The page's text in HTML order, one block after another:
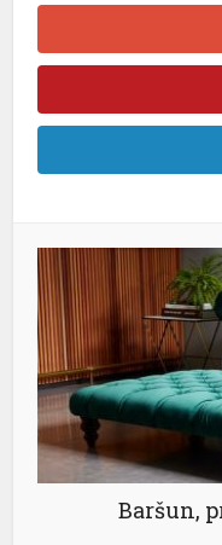
Baršun,